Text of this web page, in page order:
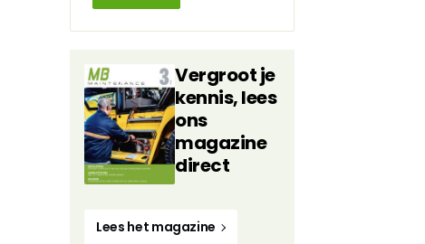
Vergroot je
kennis, lees
ons
magazine
direct
Lees het magazine